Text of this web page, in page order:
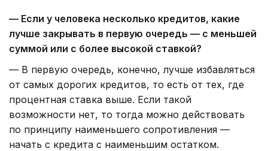
— Если у человека несколько кредитов, какие
лучше закрывать в первую очередь — с меньшей
суммой или с более высокой ставкой?
— В первую очередь, конечно, лучше избавляться
от самых дорогих кредитов, то есть от тех, где
процентная ставка выше. Если такой
возможности нет, то тогда можно действовать
по принципу наименьшего сопротивления —
начать с кредита с наименьшим остатком.